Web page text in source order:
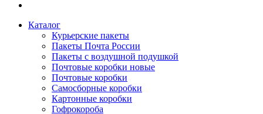
Каталог
Курьерские пакеты
Пакеты Почта России
Пакеты с воздушной подушкой
Почтовые коробки новые
Почтовые коробки
Самосборные коробки
Картонные коробки
Гофрокороба